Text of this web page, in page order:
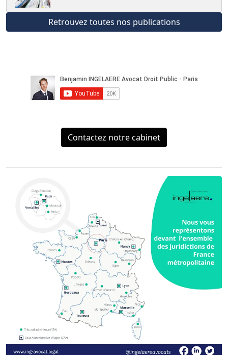
Retrouvez toutes nos publications
Contactez notre cabinet